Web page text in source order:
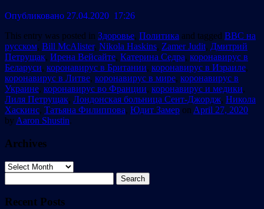
Опубликовано 27.04.2020 17:26
This entry was posted in Здоровье, Политика and tagged BBC на
русском, Bill McAlister, Nikola Haskins, Zamer Judit, Дмитрий
Петрущак, Ирена Вейсайте, Катерина Седра, коронавирус в
Беларуси, коронавирус в Британии, коронавирус в Израиле,
коронавирус в Литве, коронавирус в мире, коронавирус в
Украине, коронавирус во Франции, коронавирус и медики,
Лиля Петрущак, Лондонская больница Сент-Джордж, Никола
Хаскинс, Татьяна Филиппова, Юдит Замер on April 27, 2020
by Aaron Shustin.
Archives
Archives
for:
Recent Posts